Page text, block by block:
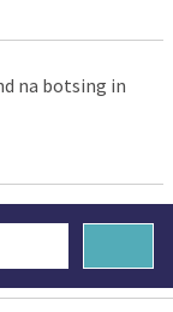
na botsing in